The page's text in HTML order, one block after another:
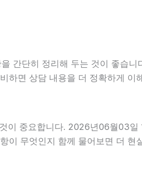
간단히 정리해 두는 것이 좋습
하면 상담 내용을 더 정확하게
이 중요합니다. 2026년06월03
이 무엇인지 함께 물어보면 더 현